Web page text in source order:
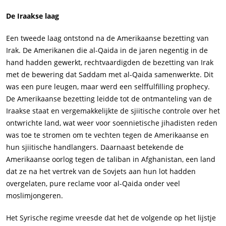
De Iraakse laag
Een tweede laag ontstond na de Amerikaanse bezetting van
Irak. De Amerikanen die al-Qaida in de jaren negentig in de
hand hadden gewerkt, rechtvaardigden de bezetting van Irak
met de bewering dat Saddam met al-Qaida samenwerkte. Dit
was een pure leugen, maar werd een selffulfilling prophecy.
De Amerikaanse bezetting leidde tot de ontmanteling van de
Iraakse staat en vergemakkelijkte de sjiitische controle over het
ontwrichte land, wat weer voor soennietische jihadisten reden
was toe te stromen om te vechten tegen de Amerikaanse en
hun sjiitische handlangers. Daarnaast betekende de
Amerikaanse oorlog tegen de taliban in Afghanistan, een land
dat ze na het vertrek van de Sovjets aan hun lot hadden
overgelaten, pure reclame voor al-Qaida onder veel
moslimjongeren.
Het Syrische regime vreesde dat het de volgende op het lijstje